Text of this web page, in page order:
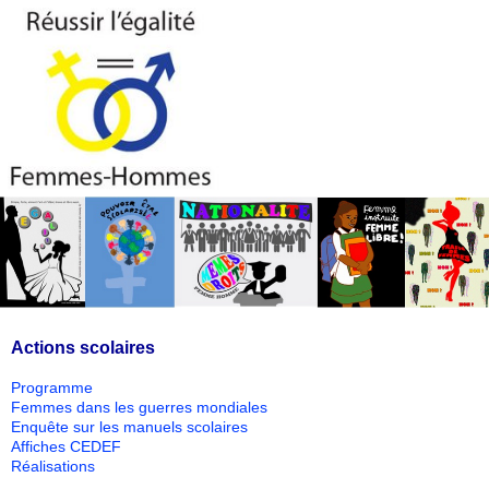
Actions scolaires
Programme
Femmes dans les guerres mondiales
Enquête sur les manuels scolaires
Affiches CEDEF
Réalisations